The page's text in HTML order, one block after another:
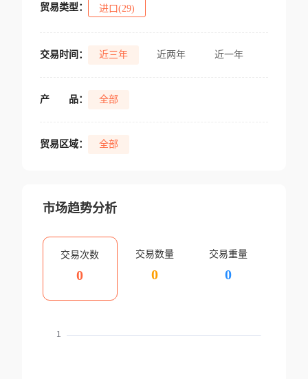
贸易类型： 进口(29)
交易时间： 近三年 近两年 近一年
产 品： 全部
贸易区域： 全部
市场趋势分析
交易次数
0
交易数量
0
交易重量
0